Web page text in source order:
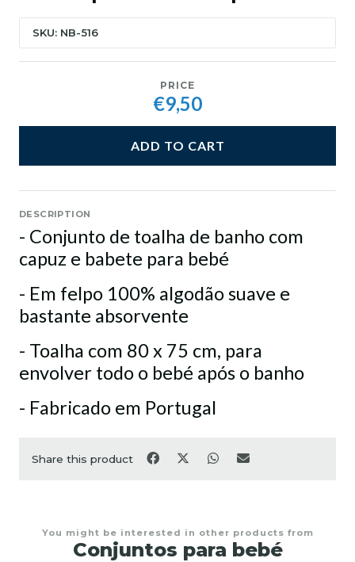
SKU: NB-516
PRICE
€9,50
ADD TO CART
DESCRIPTION
- Conjunto de toalha de banho com
capuz e babete para bebé
- Em felpo 100% algodão suave e
bastante absorvente
- Toalha com 80 x 75 cm, para
envolver todo o bebé após o banho
- Fabricado em Portugal
Share this product
You might be interested in other products from
Conjuntos para bebé